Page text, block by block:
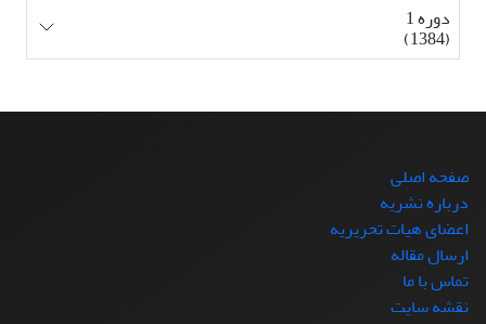
دوره 1
(1384)
صفحه اصلی
درباره نشریه
اعضای هیات تحریریه
ارسال مقاله
تماس با ما
نقشه سایت